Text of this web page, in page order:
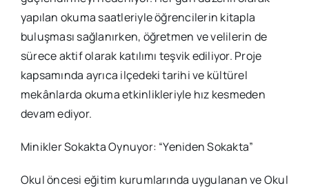
yapılan okuma saatleriyle öğrencilerin kitapla
buluşması sağlanırken, öğretmen ve velilerin de
sürece aktif olarak katılımı teşvik ediliyor. Proje
kapsamında ayrıca ilçedeki tarihi ve kültürel
mekânlarda okuma etkinlikleriyle hız kesmeden
devam ediyor.
Minikler Sokakta Oynuyor: “Yeniden Sokakta”
Okul öncesi eğitim kurumlarında uygulanan ve Okul